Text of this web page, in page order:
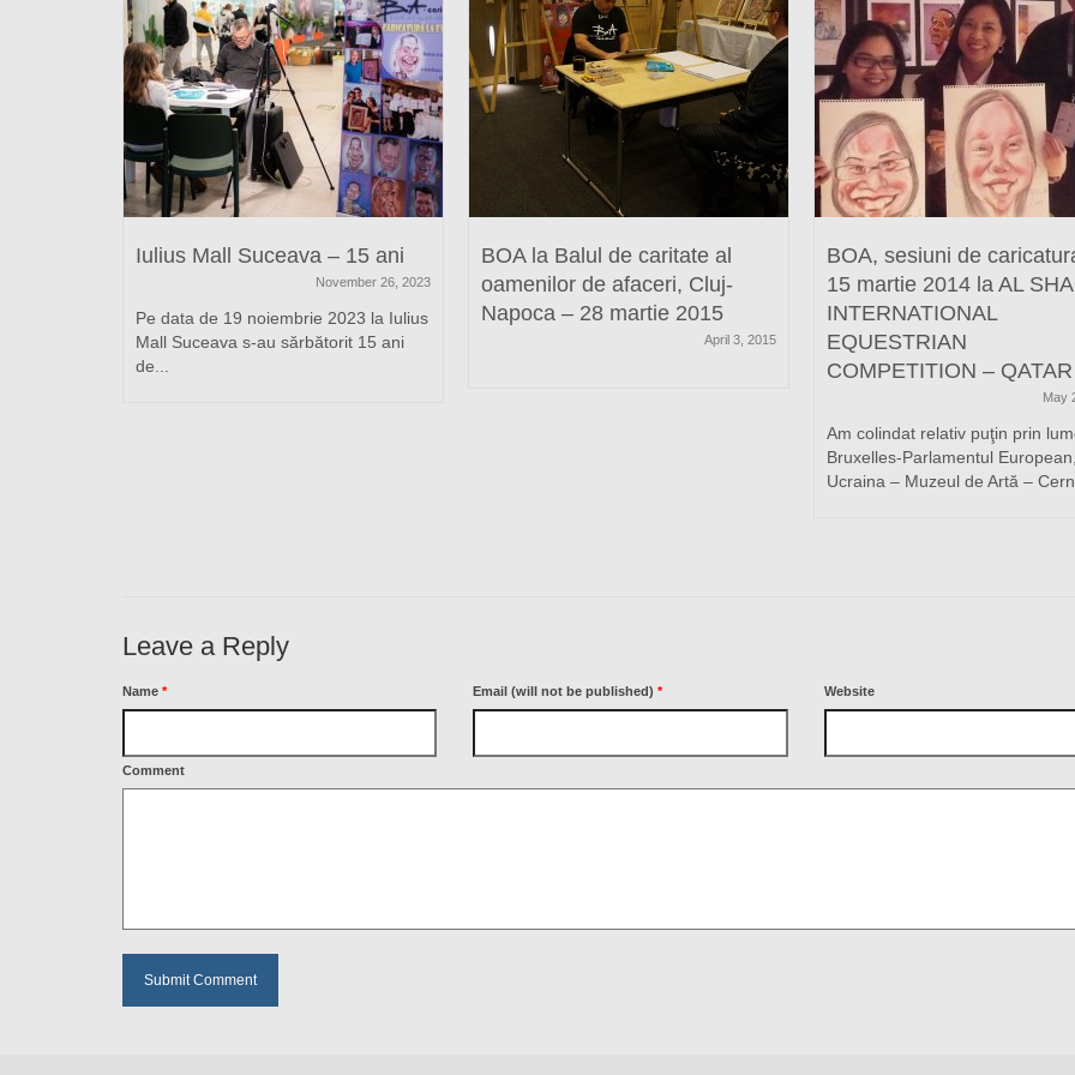
Iulius Mall Suceava – 15 ani
November 26, 2023
Pe data de 19 noiembrie 2023 la Iulius
Mall Suceava s-au sărbătorit 15 ani
de...
BOA la Balul de caritate al
oamenilor de afaceri, Cluj-
Napoca – 28 martie 2015
April 3, 2015
BOA, sesiuni de
15 martie 2014 la AL
INTERNATIONAL
EQUESTRIAN
COMPETITION – QATAR
May
Am colindat relativ puţin prin
Bruxelles-Parlamentul European,
Ucraina – Muzeul de Artă –
Leave a Reply
Name * Email (will not be published)* Website
Comment